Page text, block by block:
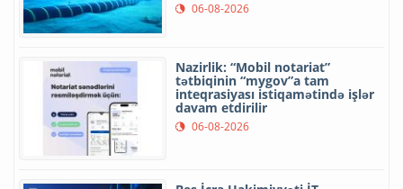
06-08-2026
Nazirlik: “Mobil notariat”
tətbiqinin “mygov”a tam
inteqrasiyası istiqamətində işlər
davam etdirilir
06-08-2026